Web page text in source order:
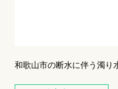
和歌山市の断水に伴う濁り